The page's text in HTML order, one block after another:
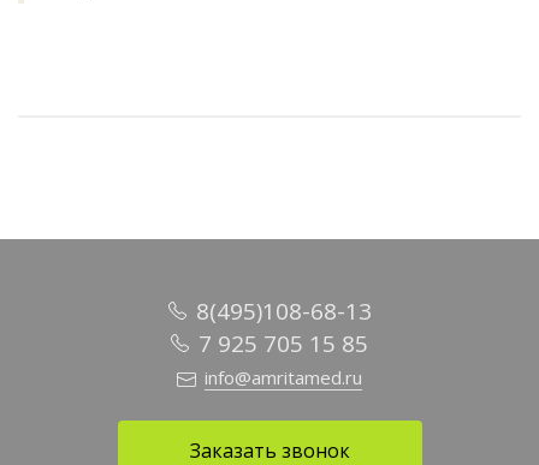
8(495)108-68-13
7 925 705 15 85
info@amritamed.ru
Заказать звонок